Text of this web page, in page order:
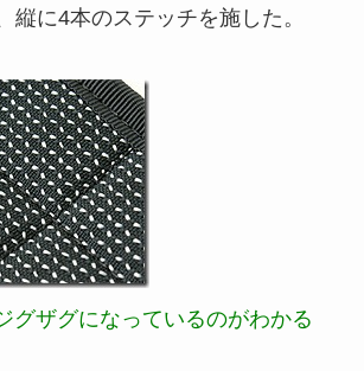
縦に4本のステッチを施した。
グザグになっているのがわかる